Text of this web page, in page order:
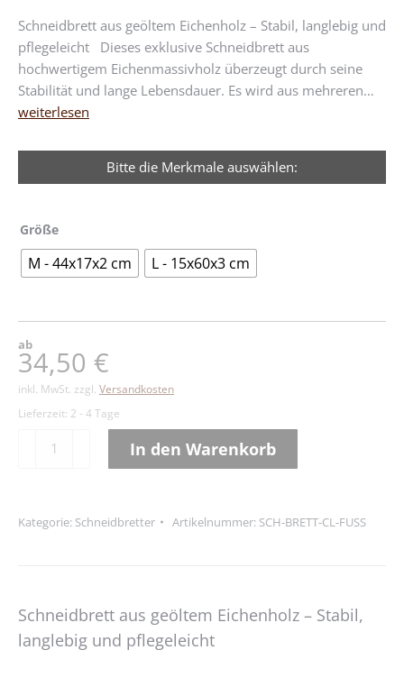
Schneidbrett aus geöltem Eichenholz – Stabil, langlebig und
pflegeleicht Dieses exklusive Schneidbrett aus
hochwertigem Eichenmassivholz überzeugt durch seine
Stabilität und lange Lebensdauer. Es wird aus mehreren…
weiterlesen
Bitte die Merkmale auswählen:
Größe
M - 44x17x2 cm L - 15x60x3 cm
ab
34,50 €
inkl. MwSt. zzgl. Versandkosten
Lieferzeit: 2 - 4 Tage
Menge
In den Warenkorb
Kategorie: Schneidbretter Artikelnummer: SCH-BRETT-CL-FUSS
Schneidbrett aus geöltem Eichenholz – Stabil,
langlebig und pflegeleicht